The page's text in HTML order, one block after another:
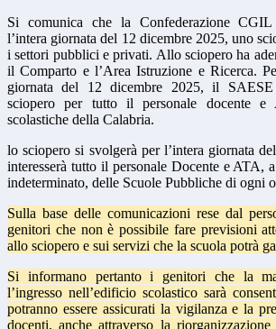
Si comunica che la Confederazione
l’intera giornata del 12 dicembre 2025, uno
i settori pubblici e privati. Allo sciopero ha
il Comparto e l’Area Istruzione e Ricerca.
giornata del 12 dicembre 2025, il
sciopero per tutto il personale docente e
scolastiche della Calabria.
lo sciopero si svolgerà per l’intera giornata
interesserà tutto il personale Docente e ATA,
indeterminato, delle Scuole Pubbliche di ogni
Sulla base delle comunicazioni rese dal
genitori che non è possibile fare previsioni
allo sciopero e sui servizi che la scuola potrà
Si informano pertanto i genitori che la
l’ingresso nell’edificio scolastico sarà
potranno essere assicurati la vigilanza e la
docenti, anche attraverso la riorganizzazione